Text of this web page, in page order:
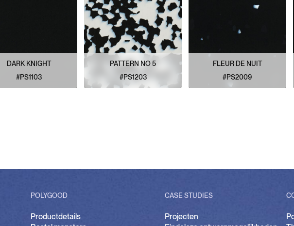
DARK KNIGHT
#PS1103
PATTERN NO 5
#PS1203
FLEUR DE NUIT
#PS2009
POLYGOOD
Productdetails
CASE STUDIES
Projecten